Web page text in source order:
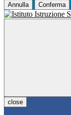
Annulla Conferma
close